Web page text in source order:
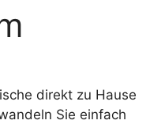
direkt zu Hause
Sie einfach